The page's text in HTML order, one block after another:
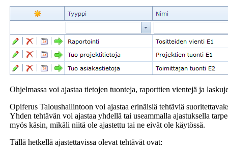
Ohjelmassa voi ajastaa tietojen tuonteja, raporttien vientejä ja
Opiferus Taloushallintoon voi ajastaa erinäisiä tehtäviä
Yhden tehtävän voi ajastaa yhdellä tai useammalla ajastuksella
myös käsin, mikäli niitä ole ajastettu tai ne eivät ole käytössä.
Tällä hetkellä ajastettavissa olevat tehtävät ovat: